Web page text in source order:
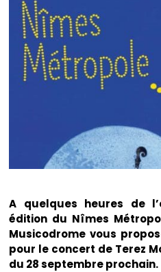
A quelques heures de
édition du Nîmes
Musicodrome vous
pour le concert de Terez
du 28 septembre prochain.